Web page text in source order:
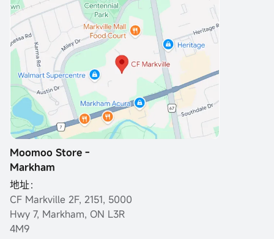
Moomoo Store -
Markham
地址：
CF Markville 2F, 2151, 5000
Hwy 7, Markham, ON L3R
4M9